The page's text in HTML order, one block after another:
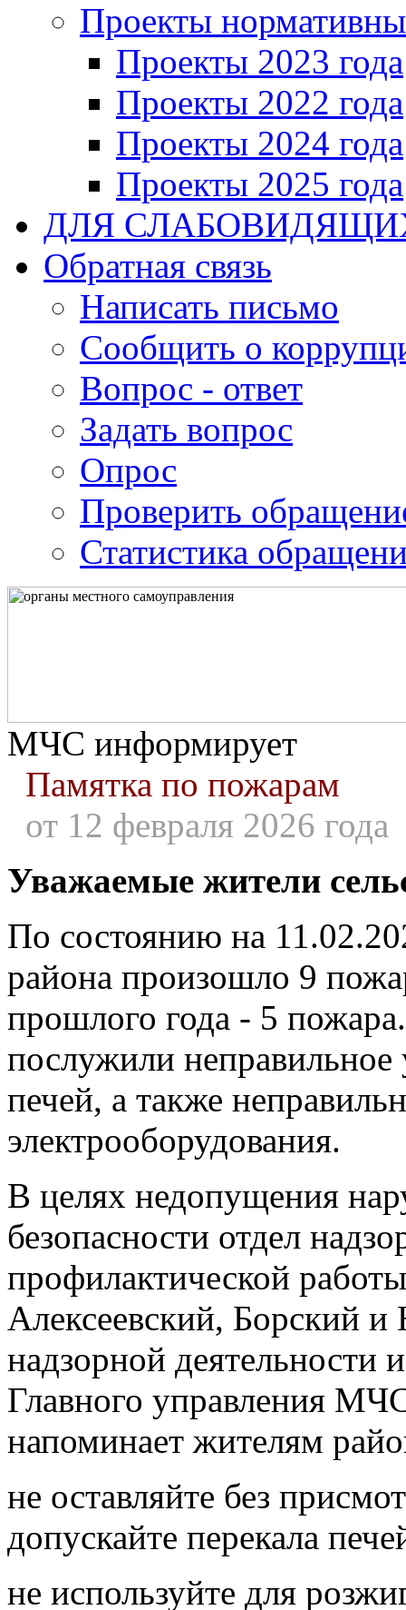
Проекты
Проекты 2023 года
Проекты 2022 года
Проекты 2024 года
Проекты 2025 года
ДЛЯ
Обратная связь
Написать письмо
Сообщить о
Вопрос - ответ
Задать вопрос
Опрос
Проверить
Статистика
МЧС информирует
Памятка по пожарам
от 12 февраля 2026 года
Уважаемые жители
По состоянию на
района произошло 9
прошлого года - 5
послужили неправильное
печей, а также
электрооборудования.
В целях недопущения
безопасности отдел
профилактической
Алексеевский, Борский и
надзорной деятельности
Главного управления
напоминает жителям
не оставляйте без
допускайте перекала
не используйте для